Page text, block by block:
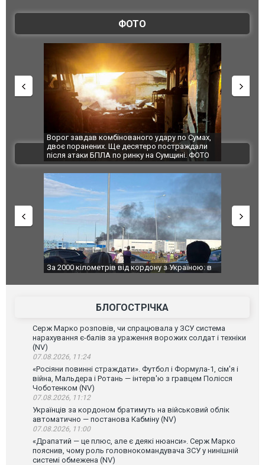
ФОТО
Ворог завдав комбінованого удару по Сумах,
двоє поранених. Ще десятеро постраждали
після атаки БПЛА по ринку на Сумщині. ФОТО
За 2000
склад
ВІДЕО
За 2000 кілометрів від кордону з Україною: в
склад Wildberries. ФОТО. ВІДЕО
В Таїланді
блискавки
постраждали.
БЛОГОСТРІЧКА
Серж Марко розповів, чи спрацювала у ЗСУ система
нарахування є-балів за ураження ворожих солдат і техніки
(NV)
07.08.2026, 11:24
«Росіяни повинні страждати». Футбол і Формула-1, сім'я і
війна, Мальдера і Ротань — інтерв'ю з гравцем Полісся
Чоботенком (NV)
07.08.2026, 11:12
Українців за кордоном братимуть на військовий облік
автоматично — постанова Кабміну (NV)
07.08.2026, 11:00
«Драпатий — це плюс, але є деякі нюанси». Серж Марко
пояснив, чому роль головнокомандувача ЗСУ у нинішній
системі обмежена (NV)